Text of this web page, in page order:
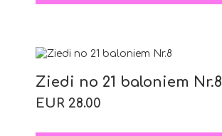
Ziedi no 21 baloniem Nr.8
EUR 28.00